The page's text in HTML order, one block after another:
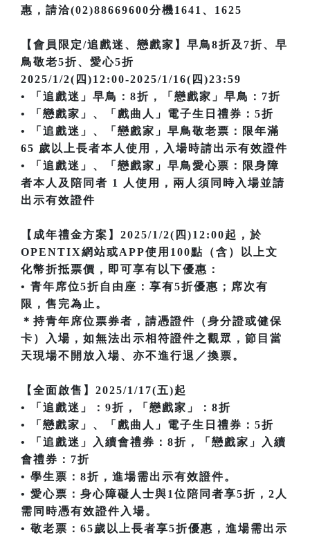
惠，請洽(02)88669600分機1641、1625
【會員限定/追戲迷、戀戲家】早鳥8折及7折、早
鳥敬老5折、愛心5折
2025/1/2(四)12:00-2025/1/16(四)23:59
• 「追戲迷」早鳥：8折，「戀戲家」早鳥：7折
• 「戀戲家」、「戲曲人」電子生日禮券：5折
• 「追戲迷」、「戀戲家」早鳥敬老票：限年滿
65 歲以上長者本人使用，入場時請出示有效證件
• 「追戲迷」、「戀戲家」早鳥愛心票：限身障
者本人及陪同者 1 人使用，兩人須同時入場並請
出示有效證件
【成年禮金方案】2025/1/2(四)12:00起，於
OPENTIX網站或APP使用100點（含）以上文
化幣折抵票價，即可享有以下優惠：
• 青年席位5折自由座：享有5折優惠；席次有
限，售完為止。
＊持青年席位票券者，請憑證件（身分證或健保
卡）入場，如無法出示相符證件之觀眾，節目當
天現場不開放入場、亦不進行退／換票。
【全面啟售】2025/1/17(五)起
• 「追戲迷」：9折，「戀戲家」：8折
• 「戀戲家」、「戲曲人」電子生日禮券：5折
• 「追戲迷」入續會禮券：8折，「戀戲家」入續
會禮券：7折
• 學生票：8折，進場需出示有效證件。
• 愛心票：身心障礙人士與1位陪同者享5折，2人
需同時憑有效證件入場。
• 敬老票：65歲以上長者享5折優惠，進場需出示